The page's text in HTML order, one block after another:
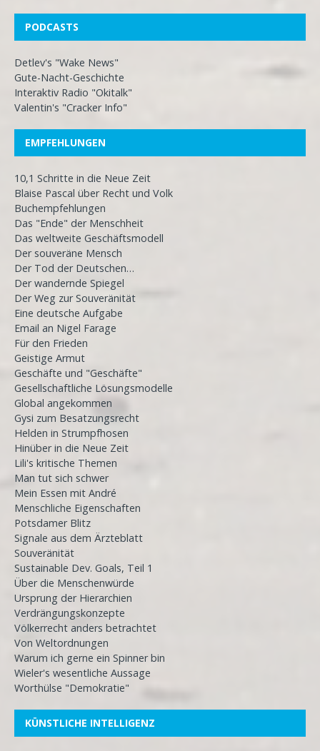
PODCASTS
Detlev's "Wake News"
Gute-Nacht-Geschichte
Interaktiv Radio "Okitalk"
Valentin's "Cracker Info"
EMPFEHLUNGEN
10,1 Schritte in die Neue Zeit
Blaise Pascal über Recht und Volk
Buchempfehlungen
Das "Ende" der Menschheit
Das weltweite Geschäftsmodell
Der souveräne Mensch
Der Tod der Deutschen…
Der wandernde Spiegel
Der Weg zur Souveränität
Eine deutsche Aufgabe
Email an Nigel Farage
Für den Frieden
Geistige Armut
Geschäfte und "Geschäfte"
Gesellschaftliche Lösungsmodelle
Global angekommen
Gysi zum Besatzungsrecht
Helden in Strumpfhosen
Hinüber in die Neue Zeit
Lili's kritische Themen
Man tut sich schwer
Mein Essen mit André
Menschliche Eigenschaften
Potsdamer Blitz
Signale aus dem Ärzteblatt
Souveränität
Sustainable Dev. Goals, Teil 1
Über die Menschenwürde
Ursprung der Hierarchien
Verdrängungskonzepte
Völkerrecht anders betrachtet
Von Weltordnungen
Warum ich gerne ein Spinner bin
Wieler's wesentliche Aussage
Worthülse "Demokratie"
KÜNSTLICHE INTELLIGENZ